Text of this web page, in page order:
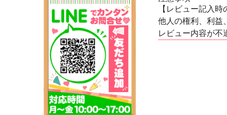
【レビュー記入時
他人の権利、利益
レビュー内容が不